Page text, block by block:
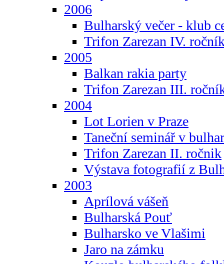
2006
Bulharský večer - klub
Trifon Zarezan IV.
2005
Balkan rakia party
Trifon Zarezan III.
2004
Lot Lorien v Praze
Taneční seminář v
Trifon Zarezan II. ročnik
Výstava fotografií z
2003
Aprílová vášeň
Bulharská Pouť
Bulharsko ve Vlašimi
Jaro na zámku